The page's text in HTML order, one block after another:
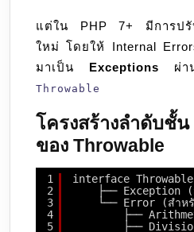
แต่ใน PHP 7+ มีการปรับ
ใหม่ โดยให้ Internal
มาเป็น Exceptions ผ่า
Throwable
โครงสร้างลำดับชั้
ของ Throwable
1
2
3
4
5
interface Throwable
├── Exception
└── Error (สำห
├──
├──